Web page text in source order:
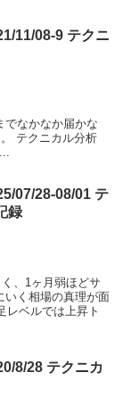
11/08-9 テクニ
でなかなか届かな
テクニカル分析
07/28-08/01 テ
録
、1ヶ月弱ほどサ
いく相場の真理が面
レベルでは上昇ト
8/28 テクニカ